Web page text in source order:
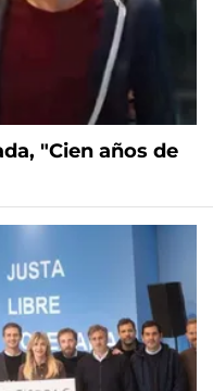
"Cien años de